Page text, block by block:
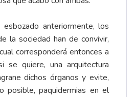
esbozado anteriormente, los
la sociedad han de convivir,
corresponderá entonces a
se quiere, una arquitectura
dichos órganos y evite,
posible, paquidermias en el